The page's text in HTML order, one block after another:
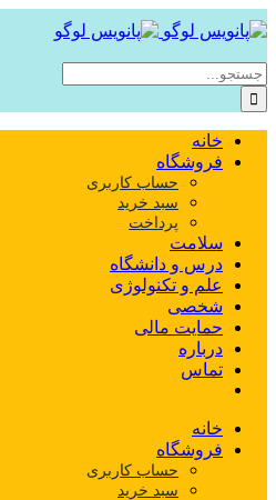
Skip
to
جستجو
برای:
خانه
فروشگاه
حساب کاربری
سبد خرید
پرداخت
سلامت
درس و دانشگاه
علم و تکنولوژی
شخصی
حمایت مالی
درباره
تماس
خانه
فروشگاه
حساب کاربری
سبد خرید